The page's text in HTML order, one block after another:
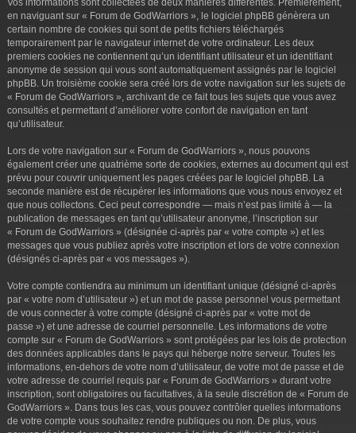
Vos informations sont collectées de deux manières différentes. Premièrement,
en naviguant sur « Forum de GodWarriors », le logiciel phpBB génèrera un
certain nombre de cookies qui sont de petits fichiers téléchargés
temporairement par le navigateur internet de votre ordinateur. Les deux
premiers cookies ne contiennent qu’un identifiant utilisateur et un identifiant
anonyme de session qui vous sont automatiquement assignés par le logiciel
phpBB. Un troisième cookie sera créé lors de votre navigation sur les sujets de
« Forum de GodWarriors », archivant de ce fait tous les sujets que vous avez
consultés et permettant d’améliorer votre confort de navigation en tant
qu’utilisateur.
Lors de votre navigation sur « Forum de GodWarriors », nous pouvons
également créer une quatrième sorte de cookies, externes au document qui est
prévu pour couvrir uniquement les pages créées par le logiciel phpBB. La
seconde manière est de récupérer les informations que vous nous envoyez et
que nous collectons. Ceci peut correspondre — mais n’est pas limité à — la
publication de messages en tant qu’utilisateur anonyme, l’inscription sur
« Forum de GodWarriors » (désignée ci-après par « votre compte ») et les
messages que vous publiez après votre inscription et lors de votre connexion
(désignés ci-après par « vos messages »).
Votre compte contiendra au minimum un identifiant unique (désigné ci-après
par « votre nom d’utilisateur ») et un mot de passe personnel vous permettant
de vous connecter à votre compte (désigné ci-après par « votre mot de
passe ») et une adresse de courriel personnelle. Les informations de votre
compte sur « Forum de GodWarriors » sont protégées par les lois de protection
des données applicables dans le pays qui héberge notre serveur. Toutes les
informations, en-dehors de votre nom d’utilisateur, de votre mot de passe et de
votre adresse de courriel requis par « Forum de GodWarriors » durant votre
inscription, sont obligatoires ou facultatives, à la seule discrétion de « Forum de
GodWarriors ». Dans tous les cas, vous pouvez contrôler quelles informations
de votre compte vous souhaitez rendre publiques ou non. De plus, vous